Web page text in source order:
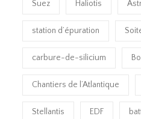
Suez Haliotis
station d’épuration
carbure-de-silicium
Chantiers de l’Atlantique
Stellantis EDF